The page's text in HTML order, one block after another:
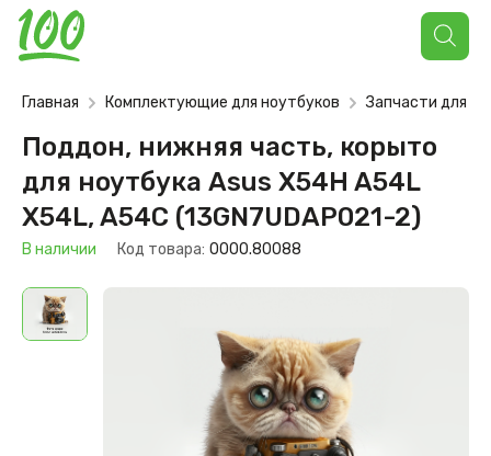
Поиск
товаров
Главная Комплектующие для ноутбуков Запчасти для
Поддон, нижняя часть, корыто
для ноутбука Asus X54H A54L
X54L, A54C (13GN7UDAP021-2)
В наличии Код товара: 0000.80088